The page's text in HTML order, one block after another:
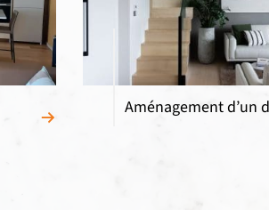
Aménagement d’un